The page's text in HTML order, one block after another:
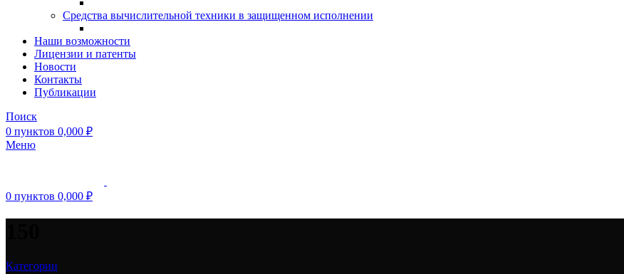
Средства вычислительной техники в защищенном исполнении
Наши возможности
Лицензии и патенты
Новости
Контакты
Публикации
Поиск
0 пунктов 0,000 ₽
Меню
0 пунктов 0,000 ₽
Категории